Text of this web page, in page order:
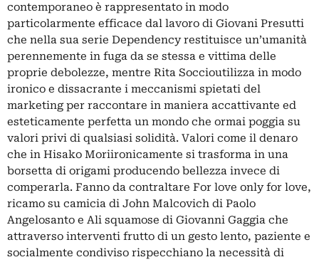
contemporaneo è rappresentato in modo
particolarmente efficace dal lavoro di Giovani Presutti
che nella sua serie Dependency restituisce un’umanità
perennemente in fuga da se stessa e vittima delle
proprie debolezze, mentre Rita Soccioutilizza in modo
ironico e dissacrante i meccanismi spietati del
marketing per raccontare in maniera accattivante ed
esteticamente perfetta un mondo che ormai poggia su
valori privi di qualsiasi solidità. Valori come il denaro
che in Hisako Moriironicamente si trasforma in una
borsetta di origami producendo bellezza invece di
comperarla. Fanno da contraltare For love only for love,
ricamo su camicia di John Malcovich di Paolo
Angelosanto e Ali squamose di Giovanni Gaggia che
attraverso interventi frutto di un gesto lento, paziente e
socialmente condiviso rispecchiano la necessità di